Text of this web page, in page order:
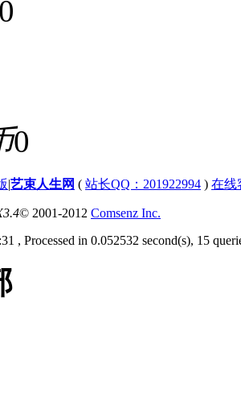
0
|艺束人生网 ( 站长QQ：201922994 ) 在线
© 2001-2012 Comsenz Inc.
, Processed in 0.052532 second(s), 15